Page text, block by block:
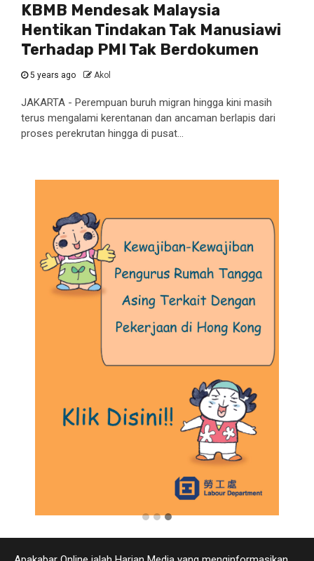
KBMB Mendesak Malaysia
Hentikan Tindakan Tak Manusiawi
Terhadap PMI Tak Berdokumen
5 years ago Akol
JAKARTA - Perempuan buruh migran hingga kini masih
terus mengalami kerentanan dan ancaman berlapis dari
proses perekrutan hingga di pusat...